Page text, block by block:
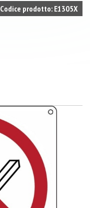
Codice prodotto: E1305X